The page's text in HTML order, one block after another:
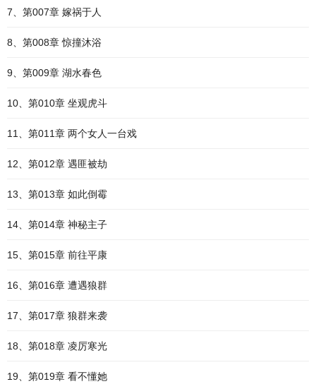
7、第007章 嫁祸于人
8、第008章 惊撞沐浴
9、第009章 湖水春色
10、第010章 坐观虎斗
11、第011章 两个女人一台戏
12、第012章 遇匪被劫
13、第013章 如此倒霉
14、第014章 神秘主子
15、第015章 前往平康
16、第016章 遭遇狼群
17、第017章 狼群来袭
18、第018章 凌厉寒光
19、第019章 看不懂她